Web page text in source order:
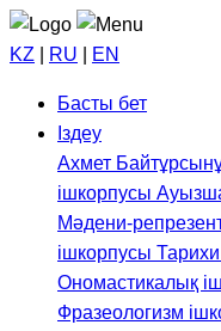
KZ RU EN
Басты бет
Іздеу
Ахмет
ішкорпусы
Мәдени-
ішкорпусы
Ономастикалық
Фразеологизм